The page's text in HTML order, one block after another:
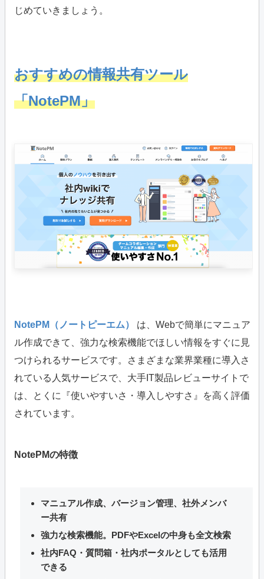
じめていきましょう。
おすすめの情報共有ツール
「NotePM」
NotePM（ノートピーエム）
は、Webで簡単にマニュア
ル作成できて、強力な検索機能でほしい情報をすぐに見
つけられるサービスです。さまざまな業界業種に導入さ
れている人気サービスで、大手IT製品レビューサイトで
は、とくに『使いやすいさ・導入しやすさ』を高く評価
されています。
NotePMの特徴
マニュアル作成、バージョン管理、社外メンバ
ー共有
強力な検索機能。PDFやExcelの中身も全文検索
社内FAQ・質問箱・社内ポータルとしても活用
できる